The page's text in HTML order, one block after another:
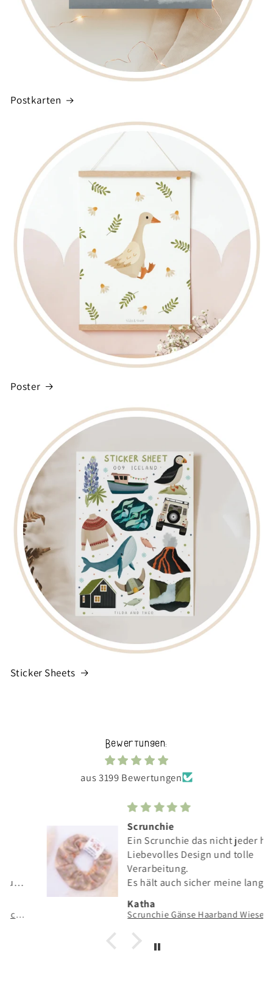
Postkarten
Poster
Sticker Sheets
Bewertungen:
aus 3199 Bewertungen
Scrunchie
Ein Scrunchie das nicht jeder hat.
Liebevolles Design und tolle
Verarbeitung.
Es hält auch sicher meine langen
Haare.
Scrunchie Gänse Haarband Wiese Gans - handgezeichneter & handgenähter Haargummi